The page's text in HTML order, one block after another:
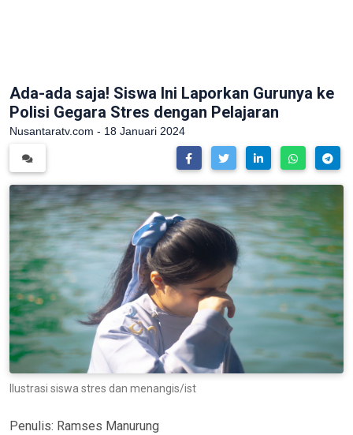
Ada-ada saja! Siswa Ini Laporkan Gurunya ke
Polisi Gegara Stres dengan Pelajaran
Nusantaratv.com - 18 Januari 2024
Ilustrasi siswa stres dan menangis/ist
Penulis: Ramses Manurung